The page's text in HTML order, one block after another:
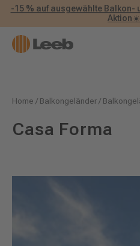
-15 % auf ausgewählte Balkon-
Aktion☀️
Home / Balkongeländer/
Casa Forma